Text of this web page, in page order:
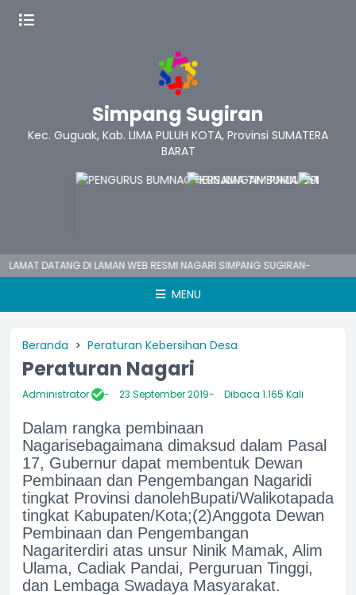
Simpang Sugiran
Kec. Guguak, Kab. LIMA PULUH KOTA, Provinsi SUMATERA
BARAT
DATANG DI LAMAN WEB RESMI NAGARI SIMPANG SUGIRAN-
MENU
Beranda Peraturan Kebersihan Desa
Peraturan Nagari
Administrator 23 September 2019 Dibaca 1.165 Kali
Dalam rangka pembinaan
Nagarisebagaimana dimaksud dalam Pasal
17, Gubernur dapat membentuk Dewan
Pembinaan dan Pengembangan Nagaridi
tingkat Provinsi danolehBupati/Walikotapada
tingkat Kabupaten/Kota;(2)Anggota Dewan
Pembinaan dan Pengembangan
Nagariterdiri atas unsur Ninik Mamak, Alim
Ulama, Cadiak Pandai, Perguruan Tinggi,
dan Lembaga Swadaya Masyarakat.